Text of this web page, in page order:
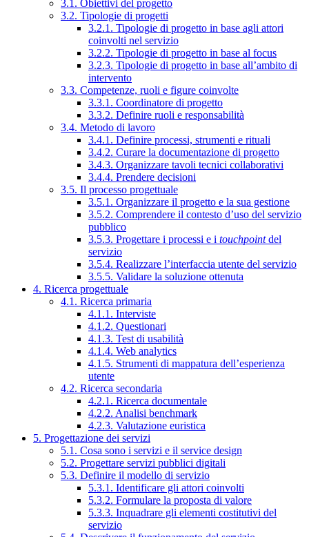
3.1. Obiettivi del progetto
3.2. Tipologie di progetti
3.2.1. Tipologie di progetto in base agli attori
coinvolti nel servizio
3.2.2. Tipologie di progetto in base al focus
3.2.3. Tipologie di progetto in base all’ambito di
intervento
3.3. Competenze, ruoli e figure coinvolte
3.3.1. Coordinatore di progetto
3.3.2. Definire ruoli e responsabilità
3.4. Metodo di lavoro
3.4.1. Definire processi, strumenti e rituali
3.4.2. Curare la documentazione di progetto
3.4.3. Organizzare tavoli tecnici collaborativi
3.4.4. Prendere decisioni
3.5. Il processo progettuale
3.5.1. Organizzare il progetto e la sua gestione
3.5.2. Comprendere il contesto d’uso del servizio
pubblico
3.5.3. Progettare i processi e i touchpointdel
servizio
3.5.4. Realizzare l’interfaccia utente del servizio
3.5.5. Validare la soluzione ottenuta
4. Ricerca progettuale
4.1. Ricerca primaria
4.1.1. Interviste
4.1.2. Questionari
4.1.3. Test di usabilità
4.1.4. Web analytics
4.1.5. Strumenti di mappatura dell’esperienza
utente
4.2. Ricerca secondaria
4.2.1. Ricerca documentale
4.2.2. Analisi benchmark
4.2.3. Valutazione euristica
5. Progettazione dei servizi
5.1. Cosa sono i servizi e il service design
5.2. Progettare servizi pubblici digitali
5.3. Definire il modello di servizio
5.3.1. Identificare gli attori coinvolti
5.3.2. Formulare la proposta di valore
5.3.3. Inquadrare gli elementi costitutivi del
servizio